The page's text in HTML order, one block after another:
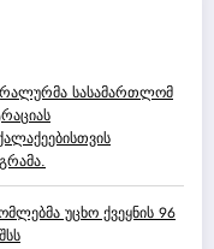
სასამართლომ
უცხო ქვეყნის 96